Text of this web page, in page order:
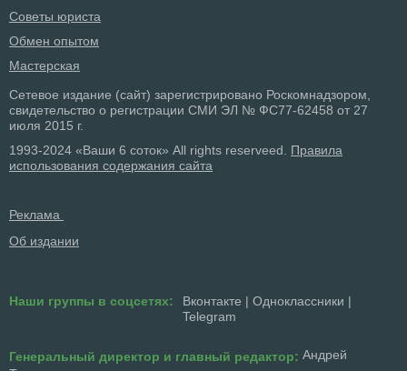
Советы юриста
Обмен опытом
Мастерская
Сетевое издание (сайт) зарегистрировано Роскомнадзором,
свидетельство о регистрации СМИ ЭЛ № ФС77-62458 от 27
июля 2015 г.
1993-2024 «Ваши 6 соток» All rights reserveed. Правила
использования содержания сайта
Реклама
Об издании
Наши группы в соцсетях: Вконтакте | Одноклассники |
Telegram
Генеральный директор и главный редактор: Андрей